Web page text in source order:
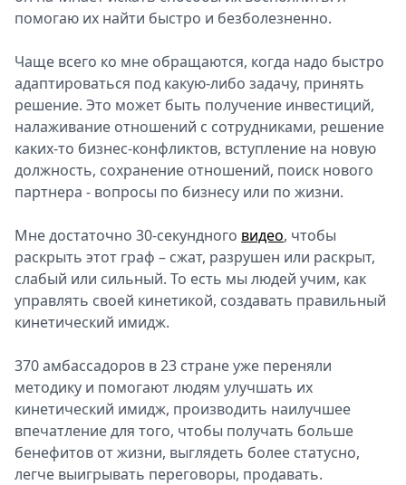
помогаю их найти быстро и безболезненно.
Чаще всего ко мне обращаются, когда надо быстро
адаптироваться под какую-либо задачу, принять
решение. Это может быть получение инвестиций,
налаживание отношений с сотрудниками, решение
каких-то бизнес-конфликтов, вступление на новую
должность, сохранение отношений, поиск нового
партнера - вопросы по бизнесу или по жизни.
Мне достаточно 30-секундного видео, чтобы
раскрыть этот граф – сжат, разрушен или раскрыт,
слабый или сильный. То есть мы людей учим, как
управлять своей кинетикой, создавать правильный
кинетический имидж.
370 амбассадоров в 23 стране уже переняли
методику и помогают людям улучшать их
кинетический имидж, производить наилучшее
впечатление для того, чтобы получать больше
бенефитов от жизни, выглядеть более статусно,
легче выигрывать переговоры, продавать.